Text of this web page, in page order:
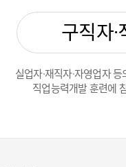
구직자
실업자·재직자·자영업자
직업능력개발 훈련에